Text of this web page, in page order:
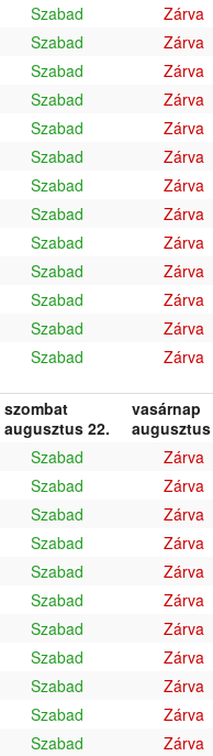
Szabad Zárva
Szabad Zárva
Szabad Zárva
Szabad Zárva
Szabad Zárva
Szabad Zárva
Szabad Zárva
Szabad Zárva
Szabad Zárva
Szabad Zárva
Szabad Zárva
Szabad Zárva
Szabad Zárva
szombat
augusztus 22.
vasárnap
augusztus
Szabad Zárva
Szabad Zárva
Szabad Zárva
Szabad Zárva
Szabad Zárva
Szabad Zárva
Szabad Zárva
Szabad Zárva
Szabad Zárva
Szabad Zárva
Szabad Zárva